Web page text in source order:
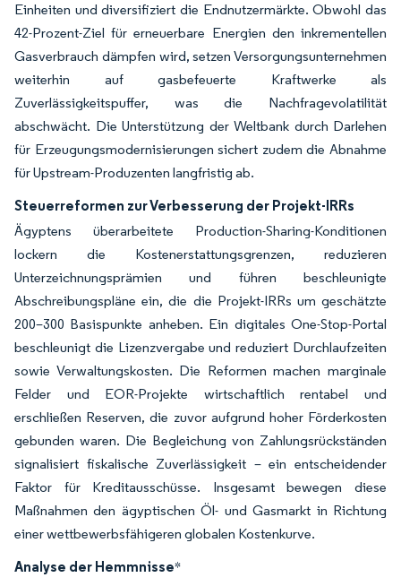
Einheiten und diversifiziert die Endnutzermärkte. Obwohl das
42-Prozent-Ziel für erneuerbare Energien den inkrementellen
Gasverbrauch dämpfen wird, setzen Versorgungsunternehmen
weiterhin auf gasbefeuerte Kraftwerke als
Zuverlässigkeitspuffer, was die Nachfragevolatilität
abschwächt. Die Unterstützung der Weltbank durch Darlehen
für Erzeugungsmodernisierungen sichert zudem die Abnahme
für Upstream-Produzenten langfristig ab.
Steuerreformen zur Verbesserung der Projekt-IRRs
Ägyptens überarbeitete Production-Sharing-Konditionen
lockern die Kostenerstattungsgrenzen, reduzieren
Unterzeichnungsprämien und führen beschleunigte
Abschreibungspläne ein, die die Projekt-IRRs um geschätzte
200–300 Basispunkte anheben. Ein digitales One-Stop-Portal
beschleunigt die Lizenzvergabe und reduziert Durchlaufzeiten
sowie Verwaltungskosten. Die Reformen machen marginale
Felder und EOR-Projekte wirtschaftlich rentabel und
erschließen Reserven, die zuvor aufgrund hoher Förderkosten
gebunden waren. Die Begleichung von Zahlungsrückständen
signalisiert fiskalische Zuverlässigkeit – ein entscheidender
Faktor für Kreditausschüsse. Insgesamt bewegen diese
Maßnahmen den ägyptischen Öl- und Gasmarkt in Richtung
einer wettbewerbsfähigeren globalen Kostenkurve.
Analyse der Hemmnisse*